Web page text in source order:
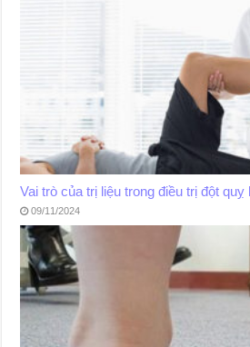
Vai trò của trị liệu trong điều trị đột quỵ
09/11/2024